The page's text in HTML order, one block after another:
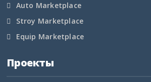
Курганская область
Auto Marketplace
Stroy Marketplace
Equip Marketplace
Проекты